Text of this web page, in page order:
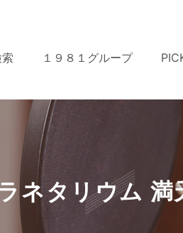
１９８１グループ
ネタリウム